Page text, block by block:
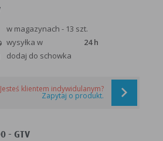
w magazynach - 13 szt.
wysyłka w
24 h
dodaj do schowka
Jesteś klientem indywidulanym?
Zapytaj o produkt.
- GTV